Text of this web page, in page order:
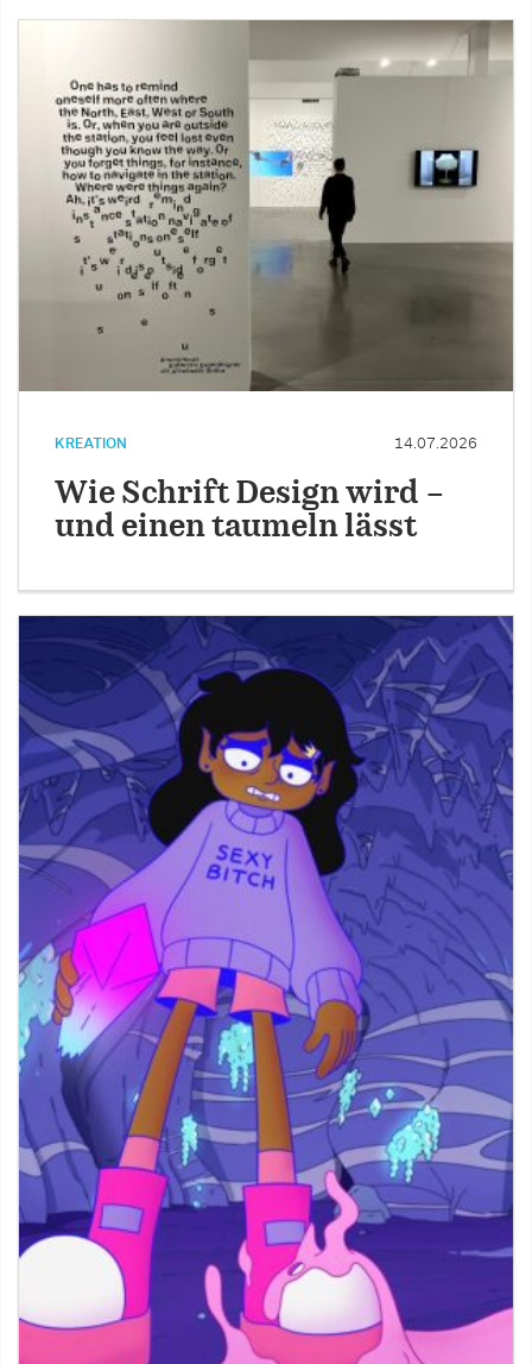
KREATION 14.07.2026
Wie Schrift Design wird –
und einen taumeln lässt